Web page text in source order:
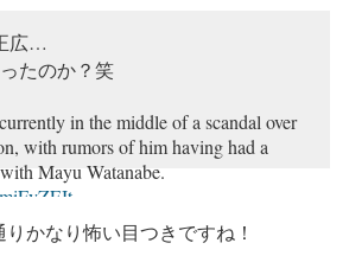
広…
たのか？笑
in the middle of a scandal over
with rumors of him having had a
Mayu Watanabe.
くん (@MontBlanc_1202) January
かなり怖い目つきですね！